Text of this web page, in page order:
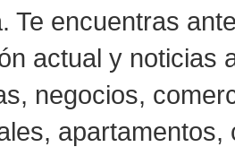
Te encuentras
actual y noticias
negocios,